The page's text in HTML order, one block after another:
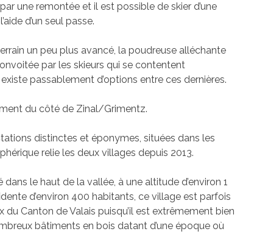
une remontée et il est possible de skier d’une
d’un seul passe.
un peu plus avancé, la poudreuse alléchante
par les skieurs qui se contentent
passablement d’options entre ces dernières.
du côté de Zinal/Grimentz.
distinctes et éponymes, situées dans les
relie les deux villages depuis 2013.
le haut de la vallée, à une altitude d’environ 1
d’environ 400 habitants, ce village est parfois
du Canton de Valais puisqu’il est extrêmement bien
bâtiments en bois datant d’une époque où